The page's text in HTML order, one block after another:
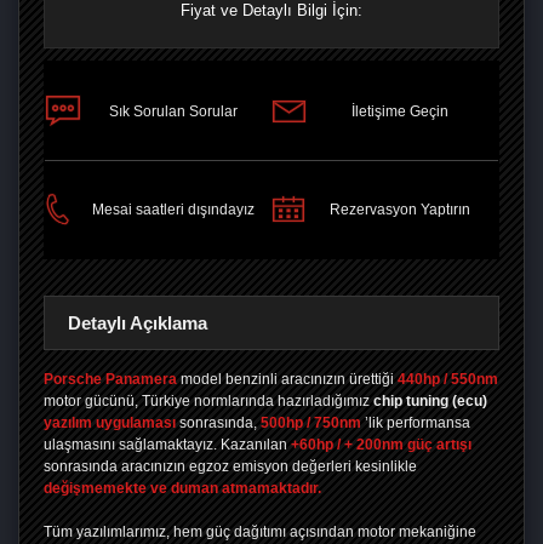
Fiyat ve Detaylı Bilgi İçin:
Sık Sorulan Sorular İletişime Geçin
Mesai saatleri dışındayız Rezervasyon Yaptırın
Detaylı Açıklama
Porsche Panamera model benzinli aracınızın ürettiği 440hp / 550nm
motor gücünü, Türkiye normlarında hazırladığımız chip tuning (ecu)
yazılım uygulaması sonrasında, 500hp / 750nm ’lik performansa
ulaşmasını sağlamaktayız. Kazanılan +60hp / + 200nm güç artışı
sonrasında aracınızın egzoz emisyon değerleri kesinlikle
değişmemekte ve duman atmamaktadır.
Tüm yazılımlarımız, hem güç dağıtımı açısından motor mekaniğine